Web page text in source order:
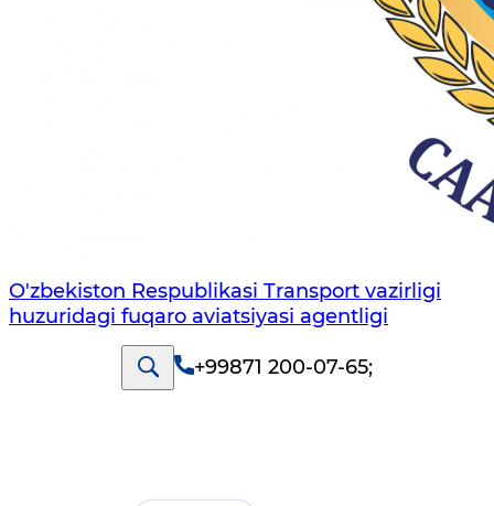
O'zbekiston Respublikasi Transport vazirligi
huzuridagi fuqaro aviatsiyasi agentligi
+99871 200-07-65;